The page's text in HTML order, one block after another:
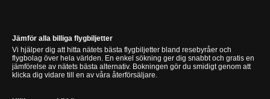
Jämför alla billiga flygbiljetter
Vi hjälper dig att hitta nätets bästa flygbiljetter bland resebyråer och
flygbolag över hela världen. En enkel sökning ger dig snabbt och gratis en
jämförelse av nätets bästa alternativ. Bokningen gör du smidigt genom att
klicka dig vidare till en av våra återförsäljare.